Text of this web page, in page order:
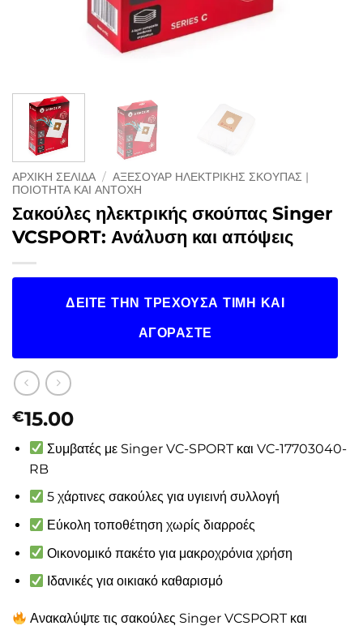
ΑΡΧΙΚΉ ΣΕΛΊΔΑ / ΑΞΕΣΟΥΆΡ ΗΛΕΚΤΡΙΚΉΣ ΣΚΟΎΠΑΣ |
ΠΟΙΌΤΗΤΑ ΚΑΙ ΑΝΤΟΧΉ
Σακούλες ηλεκτρικής σκούπας Singer
VCSPORT: Ανάλυση και απόψεις
ΔΕΊΤΕ ΤΗΝ ΤΡΈΧΟΥΣΑ ΤΙΜΉ ΚΑΙ
ΑΓΟΡΆΣΤΕ
€15.00
Συμβατές με Singer VC-SPORT και VC-17703040-
RB
5 χάρτινες σακούλες για υγιεινή συλλογή
Εύκολη τοποθέτηση χωρίς διαρροές
Οικονομικό πακέτο για μακροχρόνια χρήση
Ιδανικές για οικιακό καθαρισμό
Ανακαλύψτε τις σακούλες Singer VCSPORT και